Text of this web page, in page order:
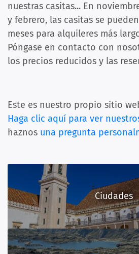
nuestras casitas... En
y febrero, las casitas se
meses para alquileres más
Póngase en contacto con
los precios reducidos y las
Este es nuestro propio sitio
Haga clic aquí para ver
haznos una pregunta
Ciudades